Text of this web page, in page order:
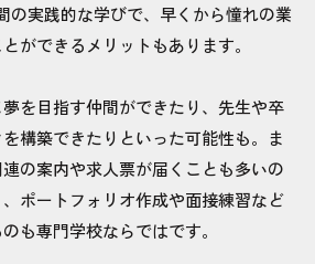
の実践的な学びで、早くから憧れの業
ができるメリットもあります。
を目指す仲間ができたり、先生や卒
構築できたりといった可能性も。ま
の案内や求人票が届くことも多いの
ポートフォリオ作成や面接練習など
も専門学校ならではです。